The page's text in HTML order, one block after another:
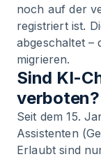
noch auf der
registriert ist.
abgeschaltet –
migrieren.
Sind KI-
verboten?
Seit dem 15.
Assistenten
Erlaubt sind